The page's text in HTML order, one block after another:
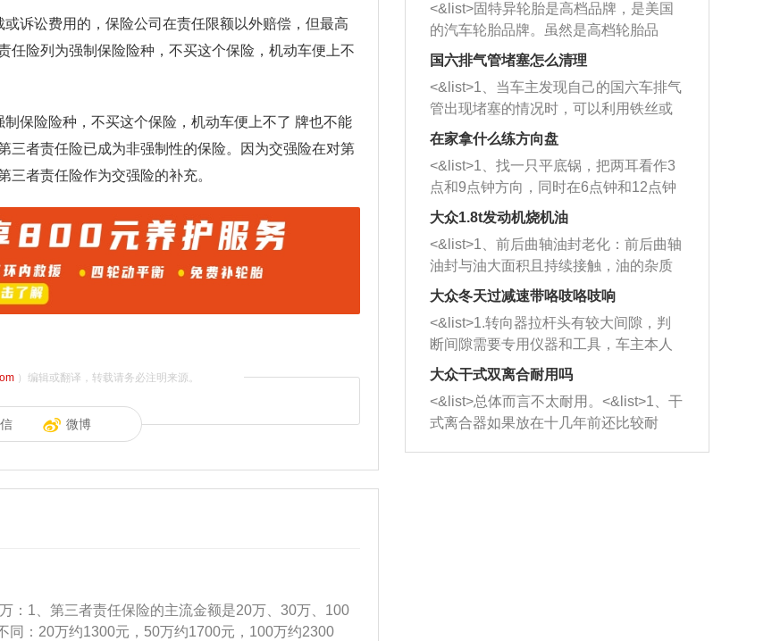
诉讼费用的，保险公司在责任限额以外赔偿，但最高
任险列为强制保险险种，不买这个保险，机动车便上不
保险险种，不买这个保险，机动车便上不了 牌也不能
三者责任险已成为非强制性的保险。因为交强险在对第
者责任险作为交强险的补充。
）编辑或翻译，转载请务必注明来源。
微博
：1、第三者责任保险的主流金额是20万、30万、100
同：20万约1300元，50万约1700元，100万约2300
<&list>固特异轮胎是高档品牌，是美国
的汽车轮胎品牌。虽然是高档轮胎品
牌，但是中高低端的轮胎都有生产，这
也是为了更好的开拓市场。
国六排气管堵塞怎么清理
<&list>1、当车主发现自己的国六车排气
管出现堵塞的情况时，可以利用铁丝或
者是细棍，直接将杂物给取出来，如果
堵塞情况比较严重，也可以采取应急措
施。 <&list>2、直接利用木棍将所有的
杂物推到排气管里面的位置处，然后将
三元催化器拆解开，就可以将堵塞的东
西取出来。但如果是因为积碳过多引起
的堵塞，就需要将三元催化器泡在草酸
洗剂对堵塞的情况得到解决，将清洗剂
放在燃油箱中，与燃油混合后，车辆启
动时，就可以和汽油一起进入到燃烧
室，最后形成废气排出，就可以让三元
催化器得到清洗，排气管堵塞的情况就
能够得到解决。
在家拿什么练方向盘
<&list>1、找一只平底锅，把两耳看作3
点和9点钟方向，同时在6点钟和12点钟
方向做一个标记。 <&list>2、双手握住
一圈半的练习，往右同样也要打相同的
圈数。 <&list>3、最后强调要反复练
习，这样就可以形成肌肉记忆，在真实
驾驶车辆时，不需要记忆也能打好方
向。
大众1.8t发动机烧机油
<&list>1、前后曲轴油封老化：前后曲轴
油封与油大面积且持续接触，油的杂质
和发动机内持续温度变化使其密封效果
逐渐减弱，导致渗油或漏油。<&list>2、
活塞间隙过大：积碳会使活塞环与缸体
的间隙扩大，导致机油流入燃烧室中，
造成烧机油。<&list>3、机油粘度。使用
机油粘度过小的话，同样会有烧机油现
象，机油粘度过小具有很好的流动性，
大众冬天过减速带咯吱咯吱响
<&list>1.转向器拉杆头有较大间隙，判
断间隙需要专用仪器和工具，车主本人
无法制作，需要将车辆送到修理厂或4s
店；<&list>2.车辆半轴套管防尘罩破
裂，破裂后会出现漏油现象，使半轴磨
损严重，磨损的半轴容易损坏，产生异
响；<&list>3.稳定器的转向胶套和球头
大众干式双离合耐用吗
<&list>总体而言不太耐用。<&list>1、干
式离合器如果放在十几年前还比较耐